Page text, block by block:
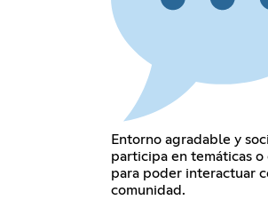
Entorno agradable y
participa en temáticas o
para poder interactuar
comunidad.